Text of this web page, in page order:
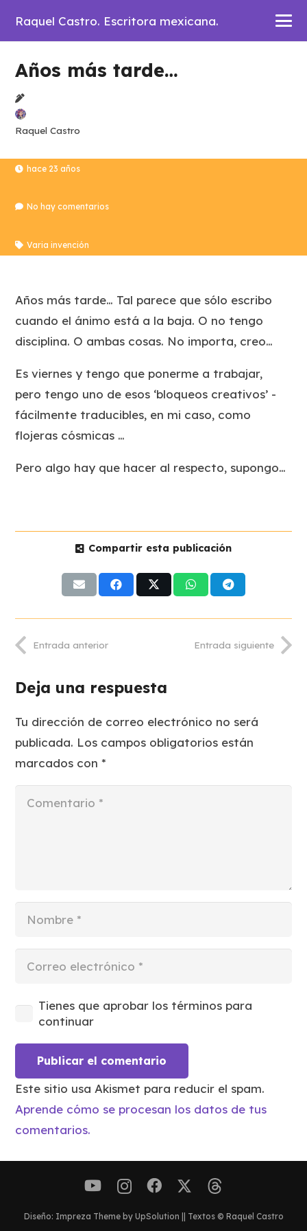
Raquel Castro. Escritora mexicana.
Años más tarde…
Raquel Castro
hace 23 años
No hay comentarios
Varia invención
Años más tarde… Tal parece que sólo escribo
cuando el ánimo está a la baja. O no tengo
disciplina. O ambas cosas. No importa, creo…
Es viernes y tengo que ponerme a trabajar,
pero tengo uno de esos ‘bloqueos creativos’ -
fácilmente traducibles, en mi caso, como
flojeras cósmicas …
Pero algo hay que hacer al respecto, supongo…
Compartir esta publicación
Entrada anterior Entrada siguiente
Deja una respuesta
Tu dirección de correo electrónico no será
publicada. Los campos obligatorios están
marcados con*
Tienes que aprobar los términos para
continuar
Publicar el comentario
Este sitio usa Akismet para reducir el spam.
Aprende cómo se procesan los datos de tus
comentarios.
Diseño: Impreza Theme by UpSolution || Textos © Raquel Castro